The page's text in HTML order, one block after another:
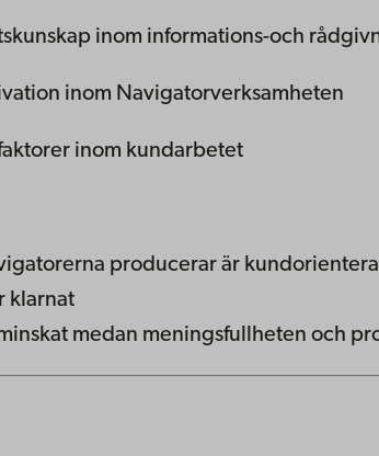
inom informations-och
inom Navigatorverksamheten
inom kundarbetet
producerar är
klarnat
medan meningsfullheten och